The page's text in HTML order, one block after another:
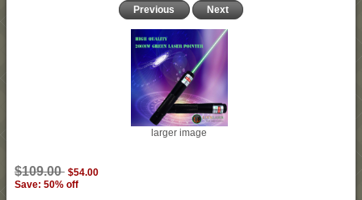
Previous Next
larger image
$109.00 $54.00
Save: 50% off